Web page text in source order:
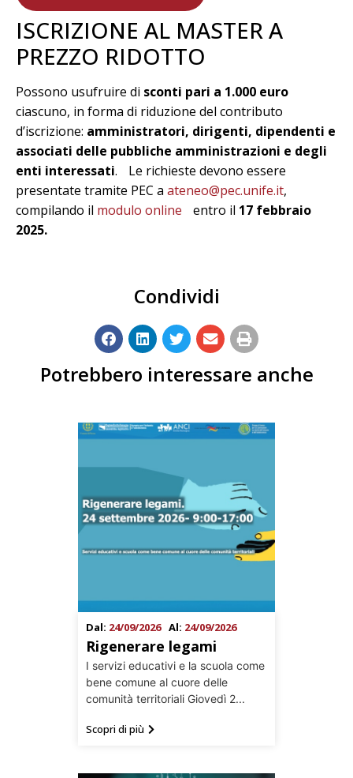
ISCRIZIONE AL MASTER A
PREZZO RIDOTTO
Possono usufruire di sconti pari a 1.000 euro
ciascuno, in forma di riduzione del contributo
d’iscrizione: amministratori, dirigenti, dipendenti e
associati delle pubbliche amministrazioni e degli
enti interessati. Le richieste devono essere
presentate tramite PEC a ateneo@pec.unife.it,
compilando il modulo online entro il 17 febbraio
2025.
Condividi
Potrebbero interessare anche
Dal: 24/09/2026 Al: 24/09/2026
Rigenerare legami
I servizi educativi e la scuola come
bene comune al cuore delle
comunità territoriali Giovedì 2...
Scopri di più